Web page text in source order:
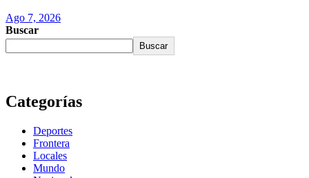
Ago 7, 2026
Buscar
Buscar
Categorías
Deportes
Frontera
Locales
Mundo